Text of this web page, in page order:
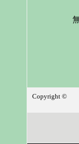
Copyright ©